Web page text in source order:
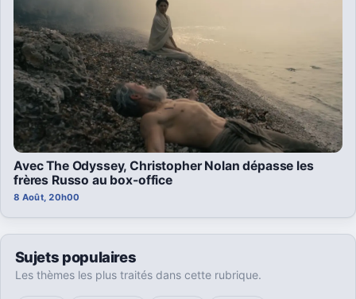
Avec The Odyssey, Christopher Nolan dépasse les
frères Russo au box-office
8 Août, 20h00
Sujets populaires
Les thèmes les plus traités dans cette rubrique.